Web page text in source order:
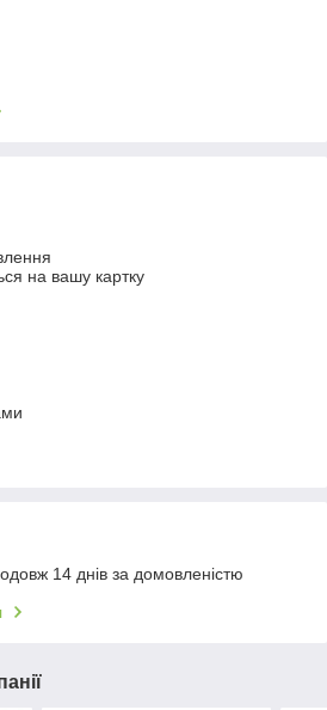
на вашу картку
14 днів за домовленістю